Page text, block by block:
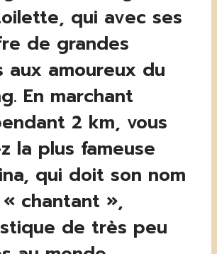
qui avec ses
de grandes
aux amoureux du
En marchant
2 km, vous
la plus fameuse
qui doit son nom
chantant »,
de très peu